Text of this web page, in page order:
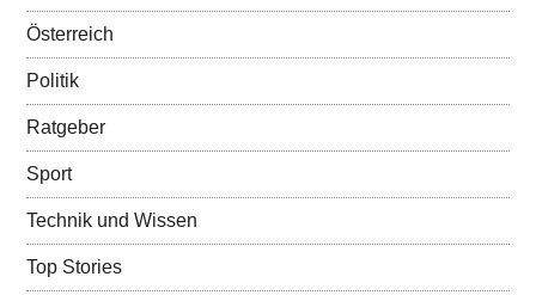
Österreich
Politik
Ratgeber
Sport
Technik und Wissen
Top Stories